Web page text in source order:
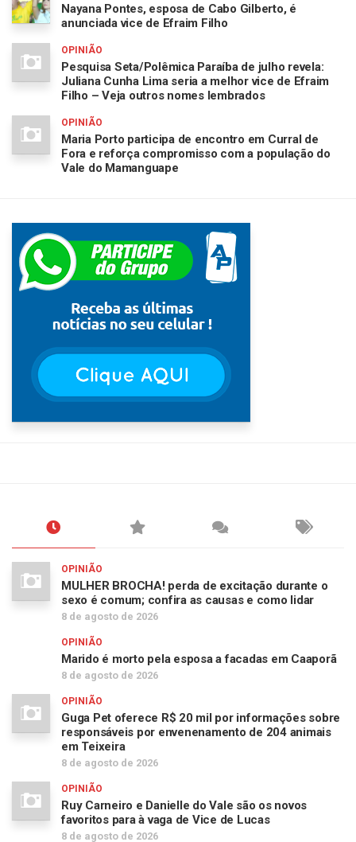
Nayana Pontes, esposa de Cabo Gilberto, é
anunciada vice de Efraim Filho
OPINIÃO
Pesquisa Seta/Polêmica Paraíba de julho revela:
Juliana Cunha Lima seria a melhor vice de Efraim
Filho – Veja outros nomes lembrados
OPINIÃO
Maria Porto participa de encontro em Curral de
Fora e reforça compromisso com a população do
Vale do Mamanguape
OPINIÃO
MULHER BROCHA! perda de excitação durante o
sexo é comum; confira as causas e como lidar
8 de agosto de 2026
OPINIÃO
Marido é morto pela esposa a facadas em Caaporã
8 de agosto de 2026
OPINIÃO
Guga Pet oferece R$ 20 mil por informações sobre
responsáveis por envenenamento de 204 animais
em Teixeira
8 de agosto de 2026
OPINIÃO
Ruy Carneiro e Danielle do Vale são os novos
favoritos para à vaga de Vice de Lucas
8 de agosto de 2026